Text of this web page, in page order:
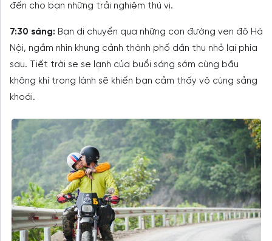
đến cho bạn những trải nghiệm thú vị.
7:30 sáng: Bạn di chuyển qua những con đường ven đô Hà
Nội, ngắm nhìn khung cảnh thành phố dần thu nhỏ lại phía
sau. Tiết trời se se lạnh của buổi sáng sớm cùng bầu
không khí trong lành sẽ khiến bạn cảm thấy vô cùng sảng
khoái.